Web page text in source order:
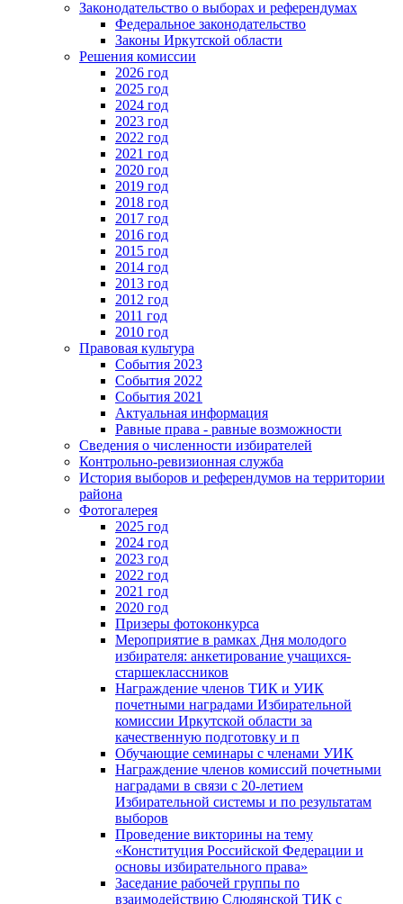
Законодательство о выборах и референдумах
Федеральное законодательство
Законы Иркутской области
Решения комиссии
2026 год
2025 год
2024 год
2023 год
2022 год
2021 год
2020 год
2019 год
2018 год
2017 год
2016 год
2015 год
2014 год
2013 год
2012 год
2011 год
2010 год
Правовая культура
События 2023
События 2022
События 2021
Актуальная информация
Равные права - равные возможности
Сведения о численности избирателей
Контрольно-ревизионная служба
История выборов и референдумов на территории
района
Фотогалерея
2025 год
2024 год
2023 год
2022 год
2021 год
2020 год
Призеры фотоконкурса
Мероприятие в рамках Дня молодого
избирателя: анкетирование учащихся-
старшеклассников
Награждение членов ТИК и УИК
почетными наградами Избирательной
комиссии Иркутской области за
качественную подготовку и п
Обучающие семинары с членами УИК
Награждение членов комиссий почетными
наградами в связи с 20-летием
Избирательной системы и по результатам
выборов
Проведение викторины на тему
«Конституция Российской Федерации и
основы избирательного права»
Заседание рабочей группы по
взаимодействию Слюдянской ТИК с